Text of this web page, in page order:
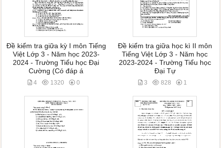
Đề kiểm tra giữa kỳ I môn Tiếng
Việt Lớp 3 - Năm học 2023-
2024 - Trường Tiểu học Đại
Cường (Có đáp á
4 1320 0
Đề kiểm tra giữa học kì II môn
Tiếng Việt Lớp 3 - Năm học
2023-2024 - Trường Tiểu học
Đại Tự
3 828 1